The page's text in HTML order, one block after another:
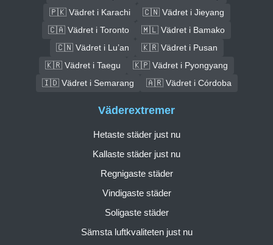
🇵🇰 Vädret i Karachi
🇨🇳 Vädret i Jieyang
🇨🇦 Vädret i Toronto
🇲🇱 Vädret i Bamako
🇨🇳 Vädret i Lu’an
🇰🇷 Vädret i Pusan
🇰🇷 Vädret i Taegu
🇰🇵 Vädret i Pyongyang
🇮🇩 Vädret i Semarang
🇦🇷 Vädret i Córdoba
Väderextremer
Hetaste städer just nu
Kallaste städer just nu
Regnigaste städer
Vindigaste städer
Soligaste städer
Sämsta luftkvaliteten just nu